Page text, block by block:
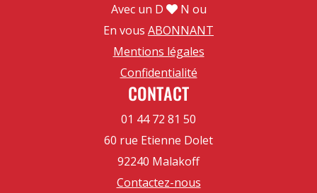
Avec un D
N ou
En vous ABONNANT
Mentions légales
Confidentialité
CONTACT
01 44 72 81 50
60 rue Etienne Dolet
92240 Malakoff
Contactez-nous